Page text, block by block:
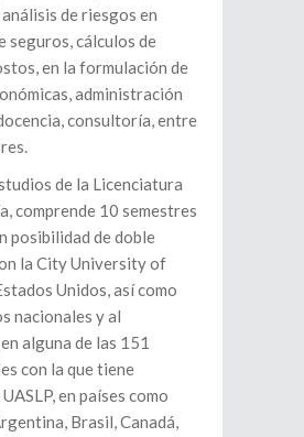
de riesgos en
seguros, cálculos de
en la formulación de
administración
consultoría, entre
de la Licenciatura
comprende 10 semestres
posibilidad de doble
la City University of
Unidos, así como
nacionales y al
alguna de las 151
con la que tiene
en países como
Brasil, Canadá,